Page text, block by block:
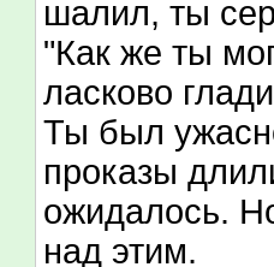
шалил, ты
"Как же ты
ласково
Ты был
проказы
ожидалось.
над этим.